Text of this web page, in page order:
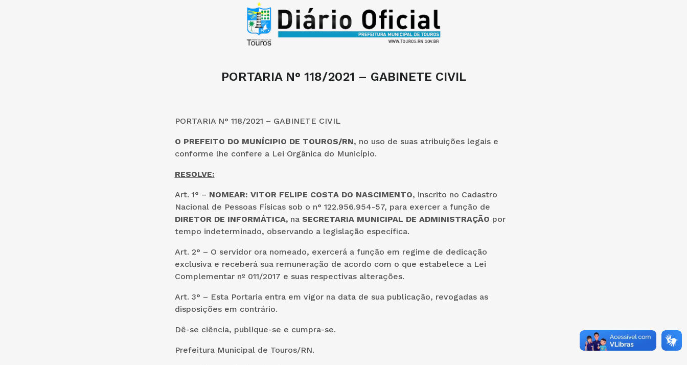
PORTARIA N° 118/2021 – GABINETE CIVIL
PORTARIA N° 118/2021 – GABINETE CIVIL
O PREFEITO DO MUNÍCIPIO DE TOUROS/RN, no uso de suas atribuições legais e
conforme lhe confere a Lei Orgânica do Município.
RESOLVE:
Art. 1° – NOMEAR: VITOR FELIPE COSTA DO NASCIMENTO, inscrito no Cadastro
Nacional de Pessoas Físicas sob o n° 122.956.954-57, para exercer a função de
DIRETOR DE INFORMÁTICA, na SECRETARIA MUNICIPAL DE ADMINISTRAÇÃO por
tempo indeterminado, observando a legislação específica.
Art. 2° – O servidor ora nomeado, exercerá a função em regime de dedicação
exclusiva e receberá sua remuneração de acordo com o que estabelece a Lei
Complementar nº 011/2017 e suas respectivas alterações.
Art. 3° – Esta Portaria entra em vigor na data de sua publicação, revogadas as
disposições em contrário.
Dê-se ciência, publique-se e cumpra-se.
Prefeitura Municipal de Touros/RN.